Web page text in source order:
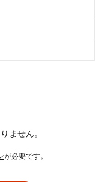
ません。
が必要です。